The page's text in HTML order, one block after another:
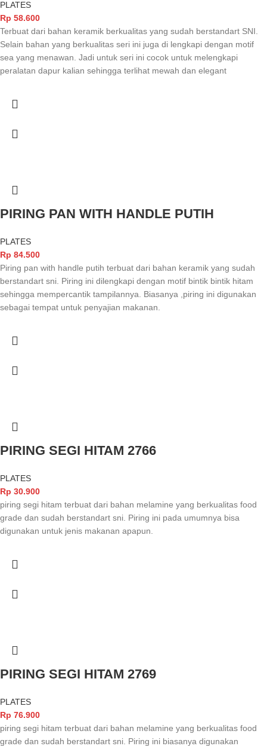
PLATES
Rp 58.600
Terbuat dari bahan keramik berkualitas yang sudah berstandart SNI.
Selain bahan yang berkualitas seri ini juga di lengkapi dengan motif
sea yang menawan. Jadi untuk seri ini cocok untuk melengkapi
peralatan dapur kalian sehingga terlihat mewah dan elegant
PIRING PAN WITH HANDLE PUTIH
PLATES
Rp 84.500
Piring pan with handle putih terbuat dari bahan keramik yang sudah
berstandart sni. Piring ini dilengkapi dengan motif bintik bintik hitam
sehingga mempercantik tampilannya. Biasanya ,piring ini digunakan
sebagai tempat untuk penyajian makanan.
PIRING SEGI HITAM 2766
PLATES
Rp 30.900
piring segi hitam terbuat dari bahan melamine yang berkualitas food
grade dan sudah berstandart sni. Piring ini pada umumnya bisa
digunakan untuk jenis makanan apapun.
PIRING SEGI HITAM 2769
PLATES
Rp 76.900
piring segi hitam terbuat dari bahan melamine yang berkualitas food
grade dan sudah berstandart sni. Piring ini biasanya digunakan